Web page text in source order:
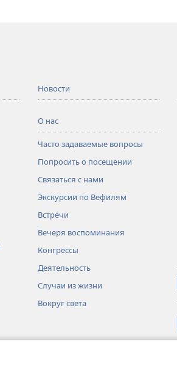
Новости
О нас
Часто задаваемые вопросы
Попросить о посещении
Связаться с нами
Экскурсии по Вефилям
Встречи
Вечеря воспоминания
Конгрессы
Деятельность
Случаи из жизни
Вокруг света